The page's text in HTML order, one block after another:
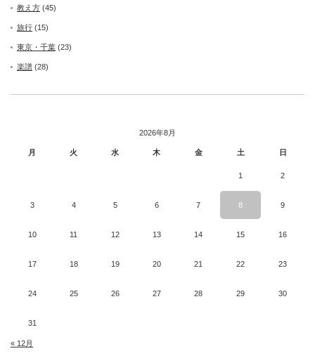
教え方 (45)
旅行 (15)
東京・千葉 (23)
楽譜 (28)
2026年8月
月 火 水 木 金 土 日
1 2
3 4 5 6 7 8 9
10 11 12 13 14 15 16
17 18 19 20 21 22 23
24 25 26 27 28 29 30
31
« 12月